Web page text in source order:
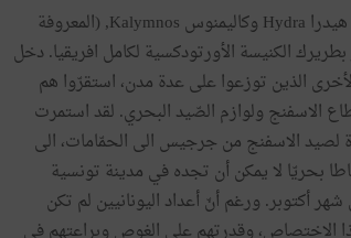
وقد جاء يونانيو صفاقس من هيدرا Hydra وكاليمنوس Kalymnos, (المعروفة
الكنيسة الأورتودكسية لكامل افريقيا. دخل
الذين توزعوا على عدة مدن، استقرّوا هم
الاسفنج ولوازم الصّيد البحري. لقد استمرت
لصيد الاسفنج من جرجيس الى الحمّامات، الى
بحريّا لا يمكن أن تجده في مدينة تونسية
أكتوبر. ورغم أنّ أعداد اليونانيين لم تكن